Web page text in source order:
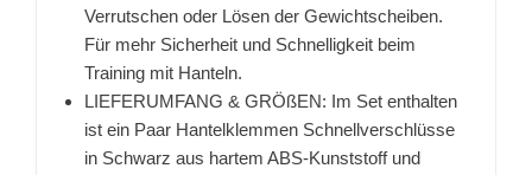
Verrutschen oder Lösen der Gewichtscheiben.
Für mehr Sicherheit und Schnelligkeit beim
Training mit Hanteln.
LIEFERUMFANG & GRÖßEN: Im Set enthalten
ist ein Paar Hantelklemmen Schnellverschlüsse
in Schwarz aus hartem ABS-Kunststoff und